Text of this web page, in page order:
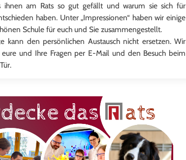
ihnen am Rats so gut gefällt und warum sie sich für
haben. Unter „Impressionen“ haben wir einige
Schule für euch und Sie zusammengestellt.
kann den persönlichen Austausch nicht ersetzen. Wir
und Ihre Fragen per E-Mail und den Besuch beim